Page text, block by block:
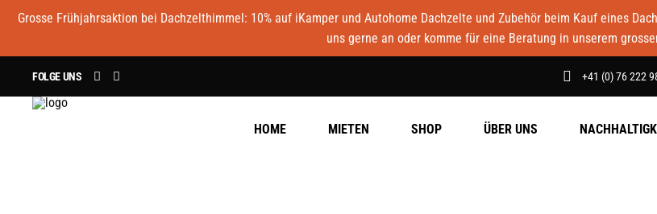
Grosse Frühjahrsaktion bei Dachzelthimmel: 10% auf iKamper und Autohome Dachzelte und Zubehör beim Kauf eines
uns gerne an oder komme für eine Beratung in unserem
FOLGE UNS +41 (0) 76 222
HOME MIETEN SHOP ÜBER UNS